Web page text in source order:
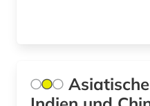
buddha (1)